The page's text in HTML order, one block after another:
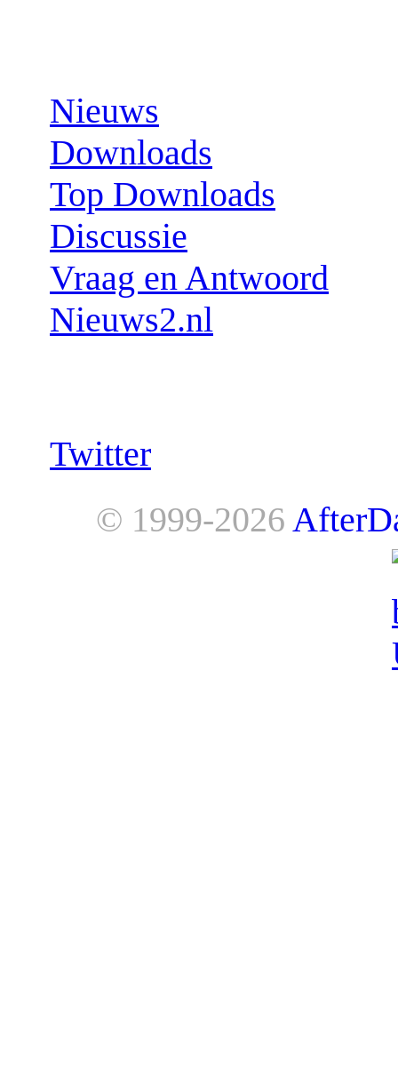
Nieuws
Downloads
Top Downloads
Discussie
Vraag en Antwoord
Nieuws2.nl
Twitter
© 1999-2026